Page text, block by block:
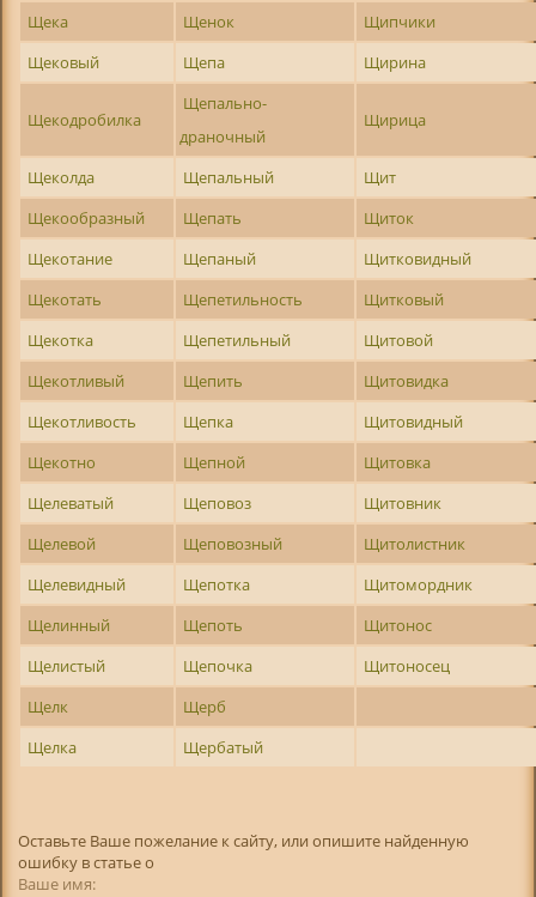
Щека
Щенок
Щипчики
Щековый
Щепа Щирина
Щекодробилка
Щепально-
драночный
Щирица
Щеколда Щепальный
Щит
Щекообразный
Щепать
Щиток
Щекотание
Щепаный
Щитковидный
Щекотать
Щепетильность
Щитковый
Щекотка
Щепетильный
Щитовой
Щекотливый
Щепить
Щитовидка
Щекотливость
Щепка
Щитовидный
Щекотно
Щепной
Щитовка
Щелеватый
Щеповоз
Щитовник
Щелевой
Щеповозный
Щитолистник
Щелевидный
Щепотка
Щитомордник
Щелинный
Щепоть
Щитонос
Щелистый
Щепочка
Щитоносец
Щелк
Щерб
Щелка
Щербатый
Оставьте Ваше пожелание к сайту, или опишите найденную
ошибку в статье о
Ваше имя: